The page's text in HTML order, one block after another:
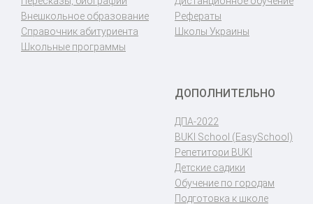
Внешкольное образование
Справочник абитуриента
Школьные программы
Рефераты
Школы Украины
ДОПОЛНИТЕЛЬНО
ДПА-2022
BUKI School (EasySchool)
Репетитори BUKI
Детские садики
Обучение по городам
Подготовка к школе